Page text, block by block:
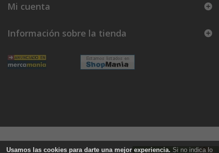
Usamos las cookies para darte una mejor experiencia. Si no indica lo
Mi cuenta
Información sobre la tienda